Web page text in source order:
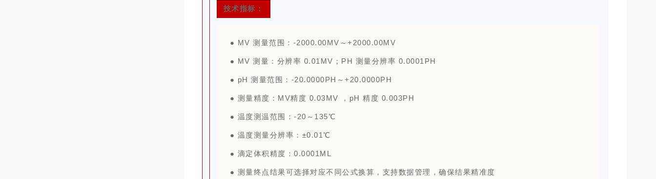
技术指标：
● MV 测量范围：-2000.00MV～+2000.00MV
● MV 测量：分辨率 0.01MV；PH 测量分辨率 0.0001PH
● pH 测量范围：-20.0000PH～+20.0000PH
● 测量精度：MV精度 0.03MV ，pH 精度 0.003PH
● 温度测温范围：-20～135℃
● 温度测量分辨率：±0.01℃
● 滴定体积精度：0.0001ML
● 测量终点结果可选择对应不同公式换算，支持数据管理，确保结果精准度